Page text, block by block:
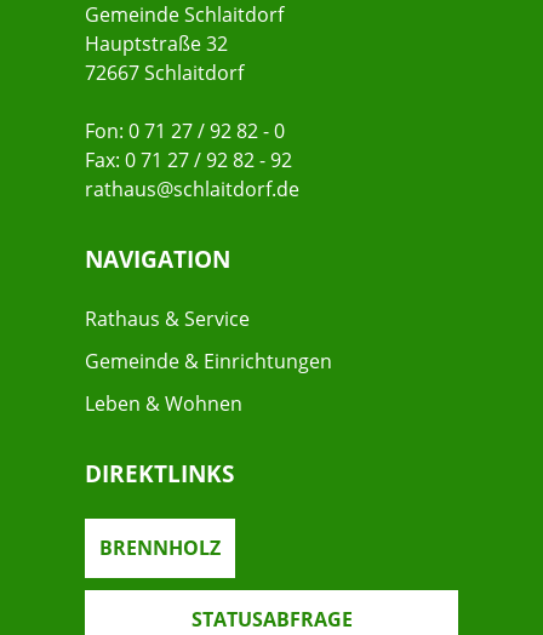
Gemeinde Schlaitdorf
Hauptstraße 32
72667 Schlaitdorf
Fon: 0 71 27 / 92 82 - 0
Fax: 0 71 27 / 92 82 - 92
rathaus@schlaitdorf.de
NAVIGATION
Rathaus & Service
Gemeinde & Einrichtungen
Leben & Wohnen
DIREKTLINKS
BRENNHOLZ
STATUSABFRAGE